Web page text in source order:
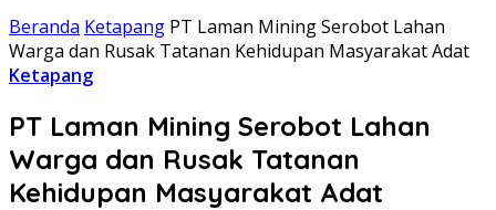
Beranda Ketapang PT Laman Mining Serobot Lahan
Warga dan Rusak Tatanan Kehidupan Masyarakat Adat
Ketapang
PT Laman Mining Serobot Lahan
Warga dan Rusak Tatanan
Kehidupan Masyarakat Adat